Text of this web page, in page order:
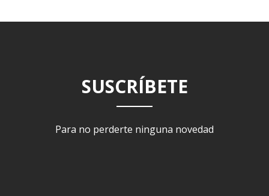
SUSCRÍBETE
Para no perderte ninguna novedad